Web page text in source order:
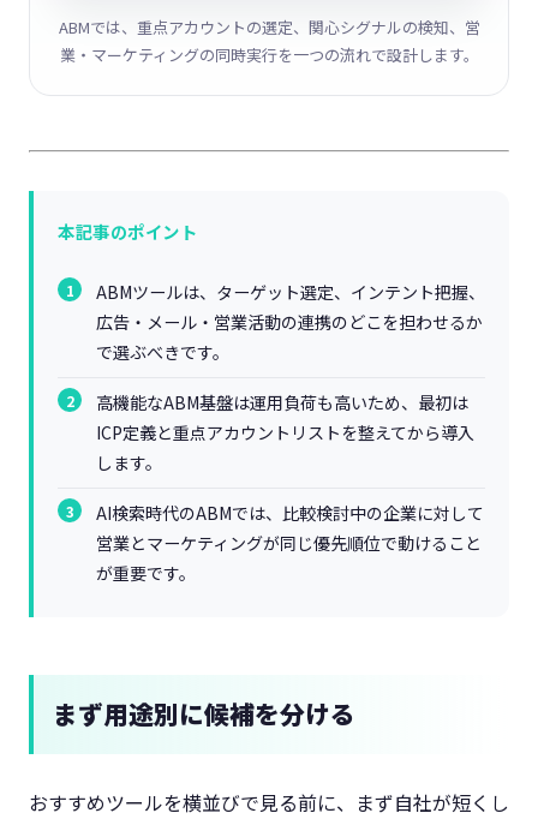
ABMでは、重点アカウントの選定、関心シグナルの検知、営
業・マーケティングの同時実行を一つの流れで設計します。
本記事のポイント
ABMツールは、ターゲット選定、インテント把握、
広告・メール・営業活動の連携のどこを担わせるか
で選ぶべきです。
高機能なABM基盤は運用負荷も高いため、最初は
ICP定義と重点アカウントリストを整えてから導入
します。
AI検索時代のABMでは、比較検討中の企業に対して
営業とマーケティングが同じ優先順位で動けること
が重要です。
まず用途別に候補を分ける
おすすめツールを横並びで見る前に、まず自社が短くし